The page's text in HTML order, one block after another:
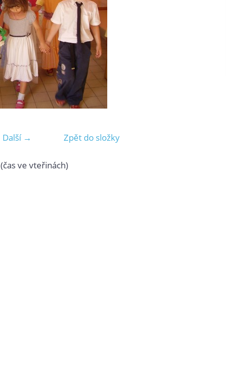
Další → Zpět do složky
(čas ve vteřinách)